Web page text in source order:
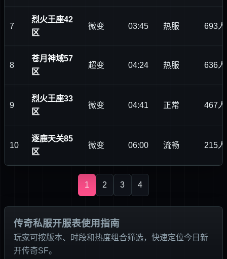
7
烈火王座42
区
微变 03:45 热服 693人
8
苍月神域57
区
超变 04:24 热服 636人
9
烈火王座33
区
微变 04:41 正常 467人
10
逐鹿天关85
区
微变 06:00 流畅 215人
1 2 3 4
传奇私服开服表使用指南
玩家可按版本、时段和热度组合筛选，快速定位今日新
开传奇SF。